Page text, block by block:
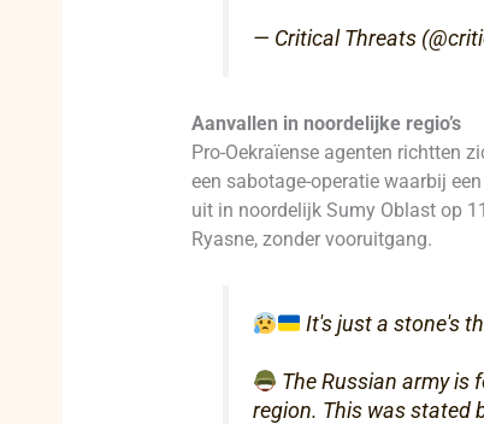
— Critical Threats
Aanvallen in noordelijke regio’s
Pro-Oekraïense agenten richtten
een sabotage-operatie waarbij
uit in noordelijk Sumy Oblast op
Ryasne, zonder vooruitgang.
It's just a stone's
The Russian army is
region. This was stated